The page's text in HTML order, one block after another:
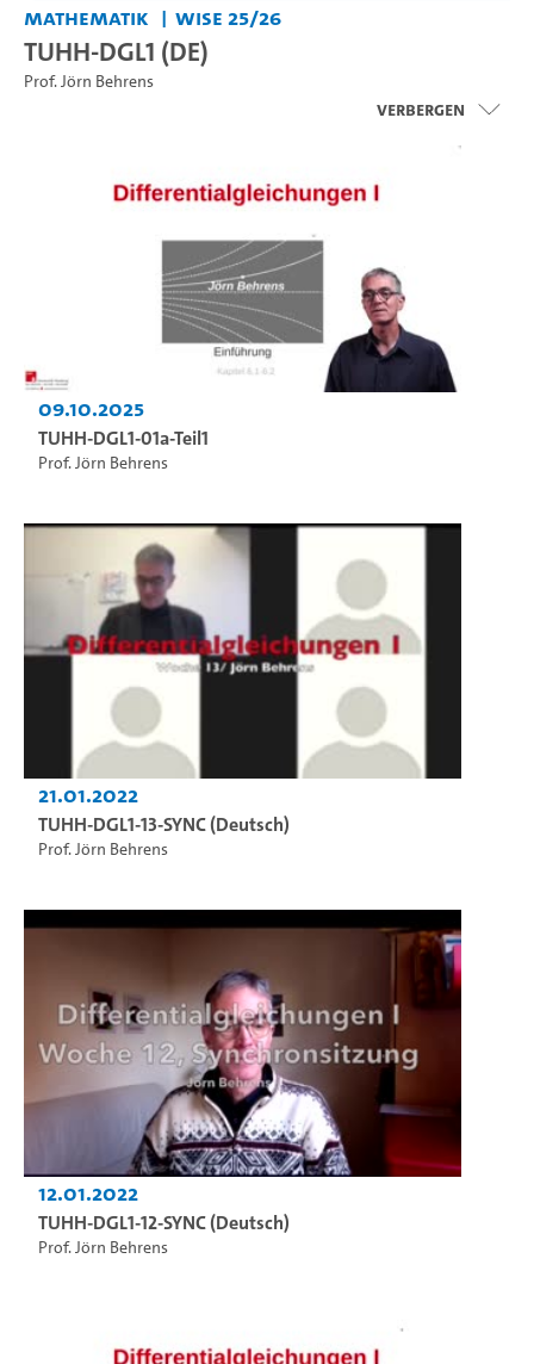
Mathematik WiSe 25/26
TUHH-DGL1 (DE)
Prof. Jörn Behrens
Verbergen
09.10.2025
TUHH-DGL1-01a-Teil1
Prof. Jörn Behrens
21.01.2022
TUHH-DGL1-13-SYNC (Deutsch)
Prof. Jörn Behrens
12.01.2022
TUHH-DGL1-12-SYNC (Deutsch)
Prof. Jörn Behrens